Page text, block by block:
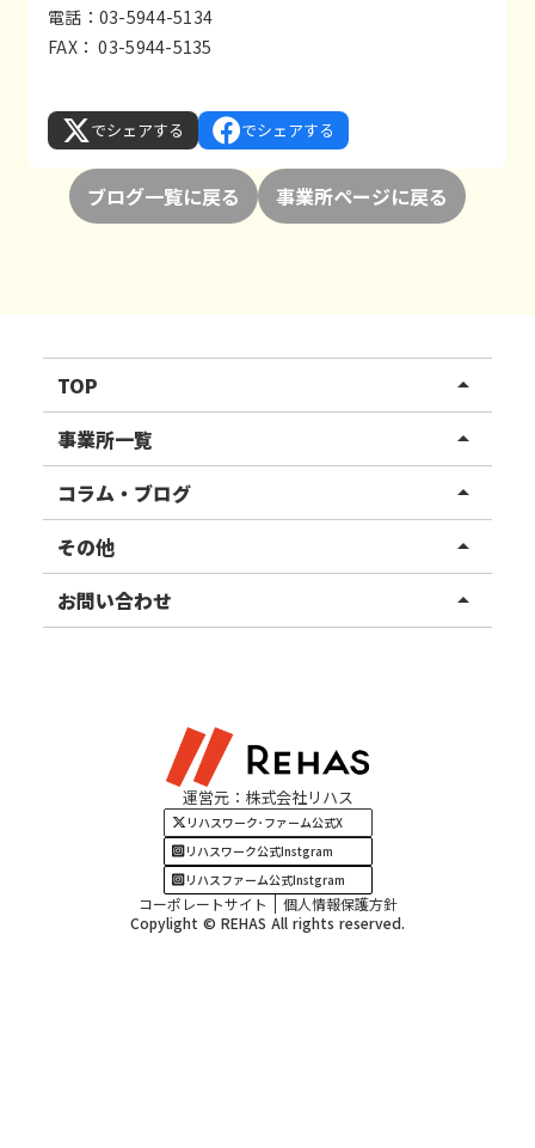
電話：03-5944-5134
FAX： 03-5944-5135
でシェアする でシェアする
ブログ一覧に戻る 事業所ページに戻る
TOP arrow_drop_up
リハスワーク
リハスファーム
事業所一覧 arrow_drop_up
関東エリア
東北エリア
甲信越エリア
四国・九州エリア
コラム・ブログ arrow_drop_up
事業所ブログ
ご利用者様の声
その他 arrow_drop_up
お知らせ
お問い合わせ arrow_drop_up
運営元：株式会社リハス
リハスワーク･ファーム公式X
リハスワーク公式Instgram
リハスファーム公式Instgram
コーポレートサイト
個人情報保護方針
Copylight © REHAS All rights reserved.